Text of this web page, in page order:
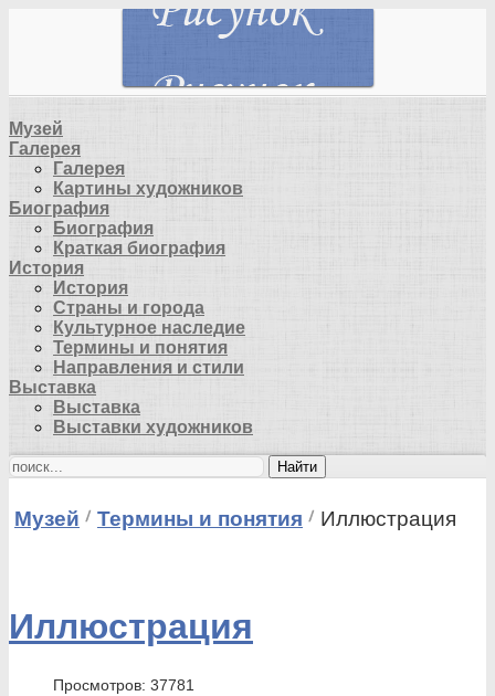
Музей
Галерея
Галерея
Картины художников
Биография
Биография
Краткая биография
История
История
Страны и города
Культурное наследие
Термины и понятия
Направления и стили
Выставка
Выставка
Выставки художников
Найти
Музей Термины и понятия Иллюстрация
Иллюстрация
Просмотров: 37781